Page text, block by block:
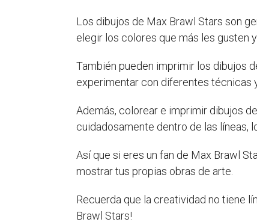
Los dibujos de Max Brawl Stars son
elegir los colores que más les gusten
También pueden imprimir los dibujos
experimentar con diferentes técnicas
Además, colorear e imprimir dibujos
cuidadosamente dentro de las líneas,
Así que si eres un fan de Max Brawl
mostrar tus propias obras de arte.
Recuerda que la creatividad no tiene
Brawl Stars!